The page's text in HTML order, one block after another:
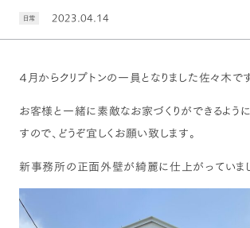
日常 2023.04.14
４月からクリプトンの一員となりました佐々木で
お客様と一緒に素敵なお家づくりができるよう
すので、どうぞ宜しくお願い致します。
新事務所の正面外壁が綺麗に仕上がっていま